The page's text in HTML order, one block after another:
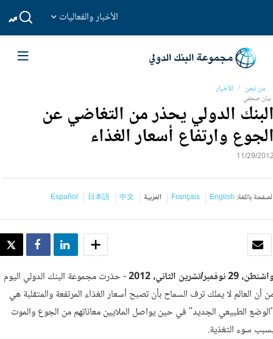
الأخبار والفعاليات
من نحن الأخبار
بيان صحفي
الدولي يحذر من التغاضي عن
وارتفاع أسعار الغذاء
11/29/
باللغة:English
Français العربية 中文
日本語
Español
SHARE SHARE
29 نوفمبر/تشرين الثاني، 2012
- حذرت مجموعة البنك الدولي اليوم
أن العالم لا يملك ترف السماح بأن تصبح أسعار الغذاء المرتفعة والمتقلبة هي
الطبيعي الجديد" في حين يواصل الملايين معاناتهم من الجوع والموت
سوء التغذية.